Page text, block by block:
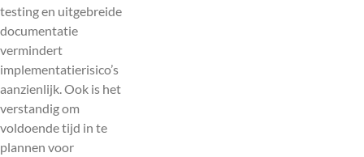
testing en uitgebreide
documentatie
vermindert
implementatierisico’s
aanzienlijk. Ook is het
verstandig om
voldoende tijd in te
plannen voor